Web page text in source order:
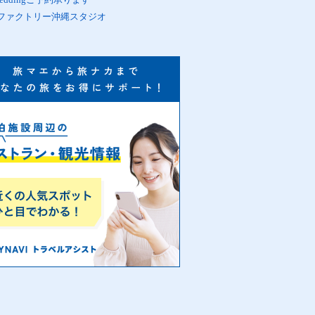
ァクトリー沖縄スタジオ